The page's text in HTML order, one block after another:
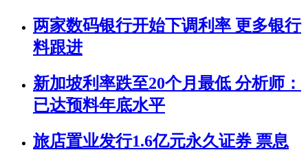
两家数码银行开始下调利率 更多银行
料跟进
新加坡利率跌至20个月最低 分析师：
已达预料年底水平
旅店置业发行1.6亿元永久证券 票息